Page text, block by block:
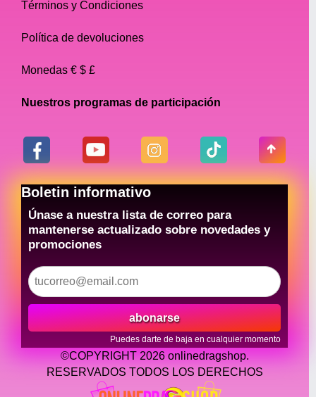
Términos y Condiciones
Política de devoluciones
Monedas € $ £
Nuestros programas de participación
Boletin informativo
Únase a nuestra lista de correo para
mantenerse actualizado sobre novedades y
promociones
abonarse
Puedes darte de baja en cualquier momento
©COPYRIGHT 2026 onlinedragshop.
RESERVADOS TODOS LOS DERECHOS